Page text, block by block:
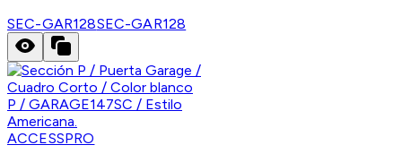
SEC-GAR128SEC-GAR128
ACCESSPRO